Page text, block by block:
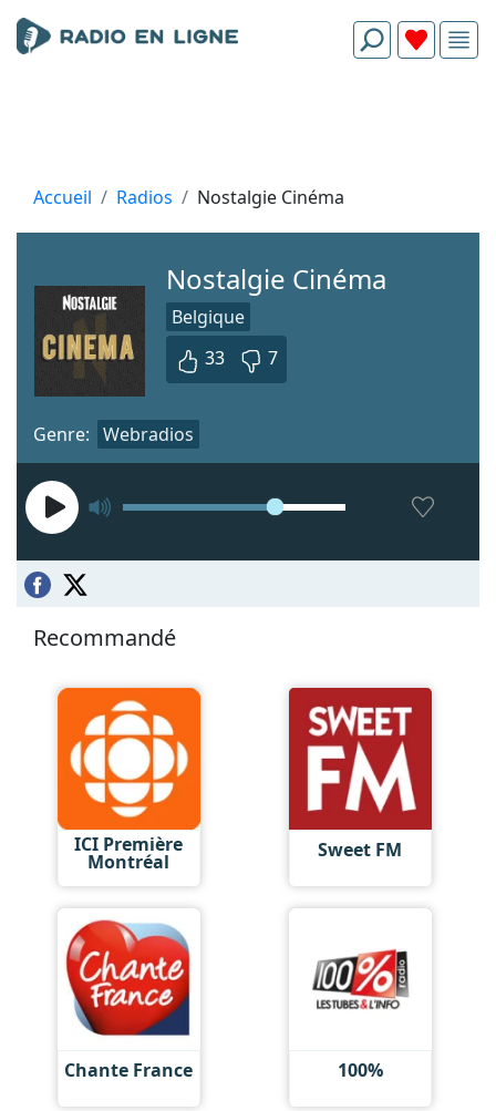
Accueil Radios Nostalgie Cinéma
Nostalgie Cinéma
Belgique
33
7
Genre: Webradios
Recommandé
ICI Première
Montréal Sweet FM
Chante France 100%